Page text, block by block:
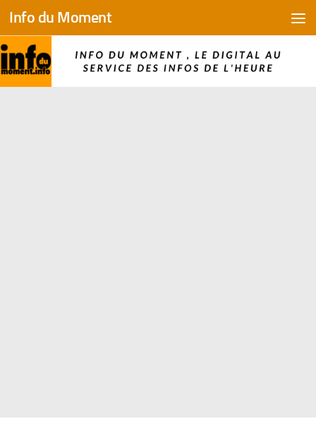
Skip to content
Info du Moment